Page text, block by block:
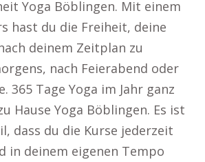
Yoga Böblingen. Mit einem
hast du die Freiheit, deine
deinem Zeitplan zu
nach Feierabend oder
365 Tage Yoga im Jahr ganz
Hause Yoga Böblingen. Es ist
dass du die Kurse jederzeit
in deinem eigenen Tempo